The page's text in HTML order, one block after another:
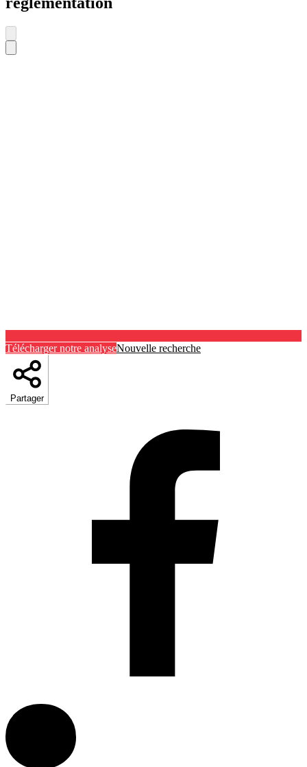
Télécharger notre analyseNouvelle recherche
Partager